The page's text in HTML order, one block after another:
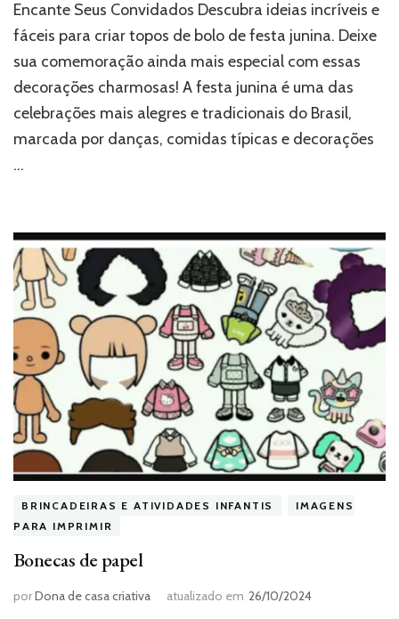
Encante Seus Convidados Descubra ideias incríveis e
fáceis para criar topos de bolo de festa junina. Deixe
sua comemoração ainda mais especial com essas
decorações charmosas! A festa junina é uma das
celebrações mais alegres e tradicionais do Brasil,
marcada por danças, comidas típicas e decorações
…
BRINCADEIRAS E ATIVIDADES INFANTIS
IMAGENS
PARA IMPRIMIR
Bonecas de papel
porDona de casa criativa atualizado em 26/10/2024